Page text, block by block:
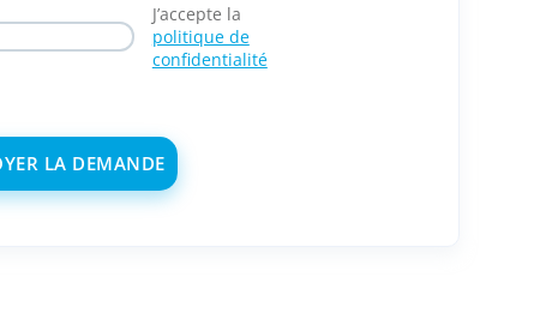
J’accepte la
politique de
confidentialité